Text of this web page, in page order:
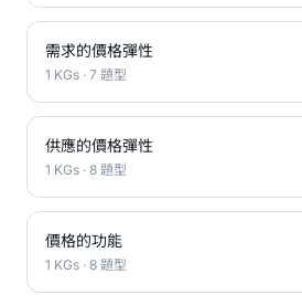
需求的價格彈性
1 KGs · 7 題型
供應的價格彈性
1 KGs · 8 題型
價格的功能
1 KGs · 8 題型